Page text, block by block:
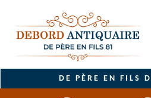
DE PÈRE EN FILS